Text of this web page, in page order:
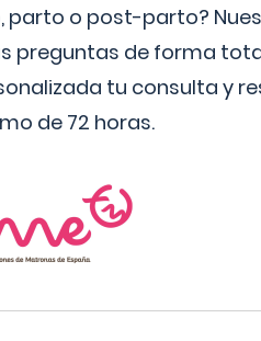
parto o post-parto?
preguntas de forma
tu consulta y
de 72 horas.